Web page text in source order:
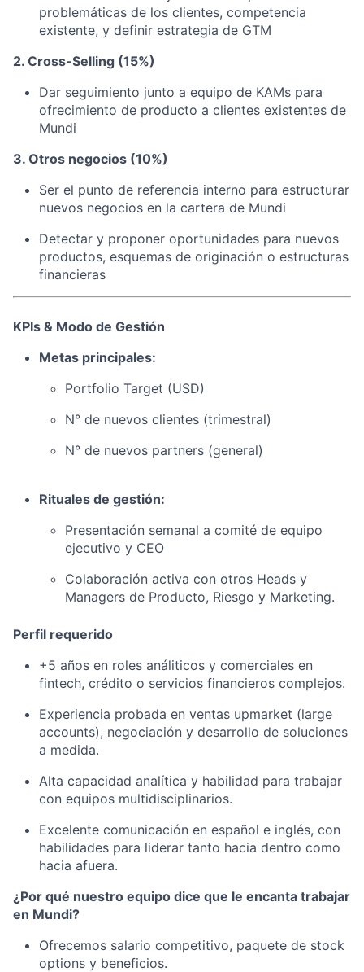
problemáticas de los clientes, competencia
existente, y definir estrategia de GTM
2. Cross-Selling (15%)
Dar seguimiento junto a equipo de KAMs para
ofrecimiento de producto a clientes existentes de
Mundi
3. Otros negocios (10%)
Ser el punto de referencia interno para estructurar
nuevos negocios en la cartera de Mundi
Detectar y proponer oportunidades para nuevos
productos, esquemas de originación o estructuras
financieras
KPIs & Modo de Gestión
Metas principales:
Portfolio Target (USD)
N° de nuevos clientes (trimestral)
N° de nuevos partners (general)
Rituales de gestión:
Presentación semanal a comité de equipo
ejecutivo y CEO
Colaboración activa con otros Heads y
Managers de Producto, Riesgo y Marketing.
Perfil requerido
+5 años en roles análiticos y comerciales en
fintech, crédito o servicios financieros complejos.
Experiencia probada en ventas upmarket (large
accounts), negociación y desarrollo de soluciones
a medida.
Alta capacidad analítica y habilidad para trabajar
con equipos multidisciplinarios.
Excelente comunicación en español e inglés, con
habilidades para liderar tanto hacia dentro como
hacia afuera.
¿Por qué nuestro equipo dice que le encanta trabajar
en Mundi?
Ofrecemos salario competitivo, paquete de stock
options y beneficios.